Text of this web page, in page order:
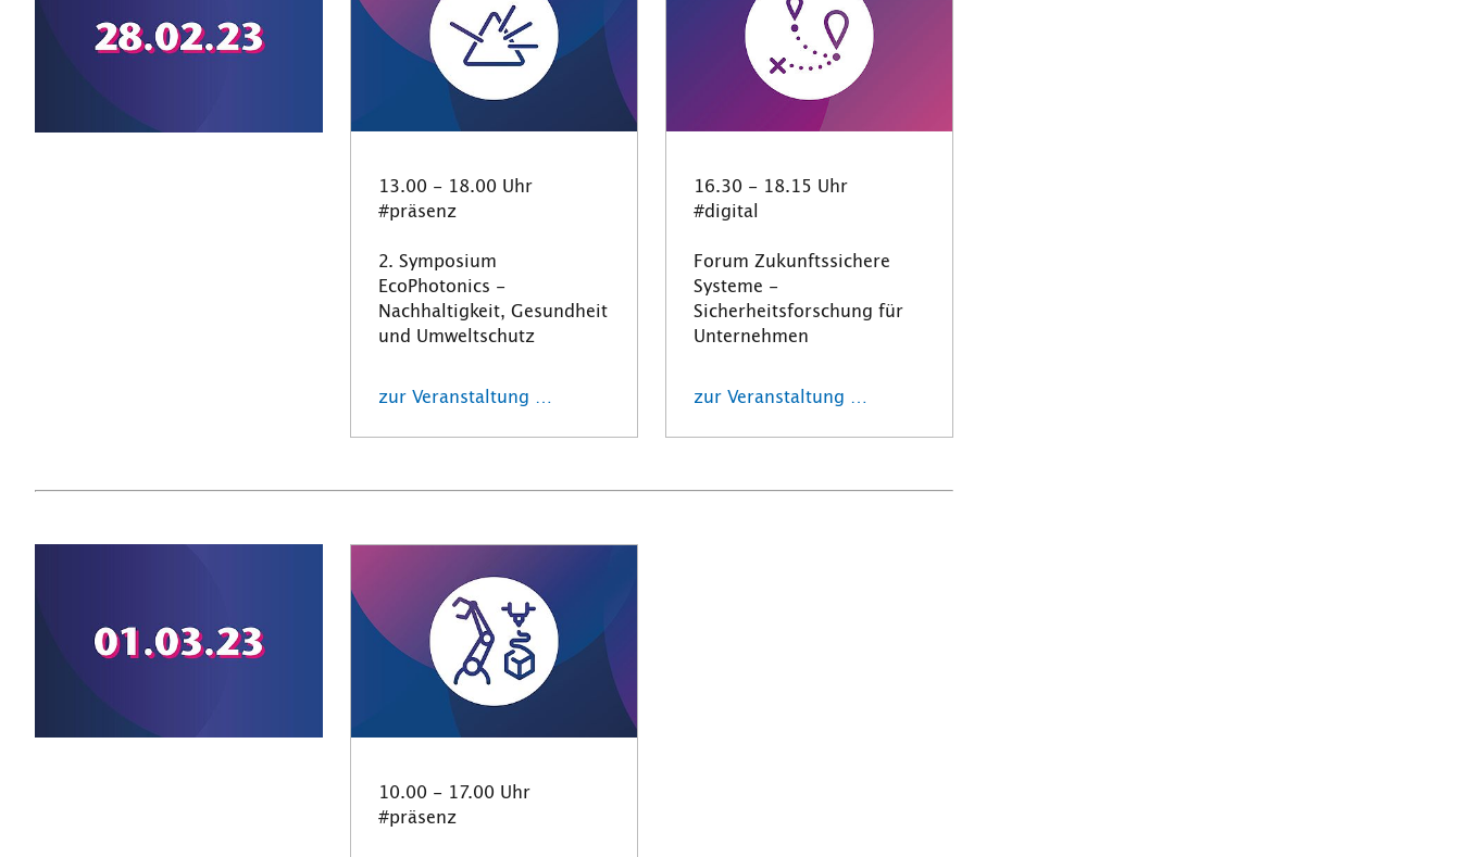
13.00 - 18.00 Uhr
#präsenz
2. Symposium
EcoPhotonics -
Nachhaltigkeit, Gesundheit
und Umweltschutz
zur Veranstaltung …
16.30 - 18.15 Uhr
#digital
Forum Zukunftssichere
Systeme -
Sicherheitsforschung für
Unternehmen
zur Veranstaltung …
10.00 - 17.00 Uhr
#präsenz